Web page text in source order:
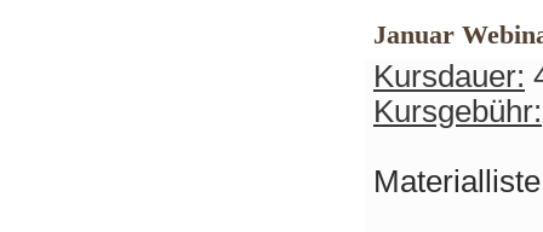
Januar
Kursdauer:
Kursgebühr: